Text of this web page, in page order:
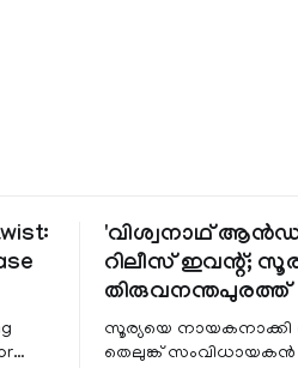
'വിശ്വനാഥ്
റിലീസ് ഇവന്റ്;
തിരുവനന്തപുരത്ത്
സൂര്യയെ നായകനാക്കി
തെലുങ്ക് സംവിധായകൻ